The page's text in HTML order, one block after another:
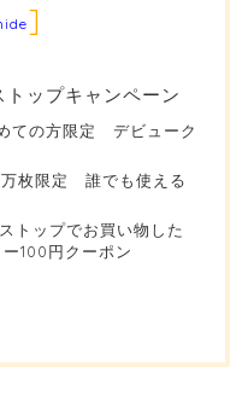
]
ップキャンペーン
ての方限定 デビューク
万枚限定 誰でも使える
トップでお買い物した
100円クーポン